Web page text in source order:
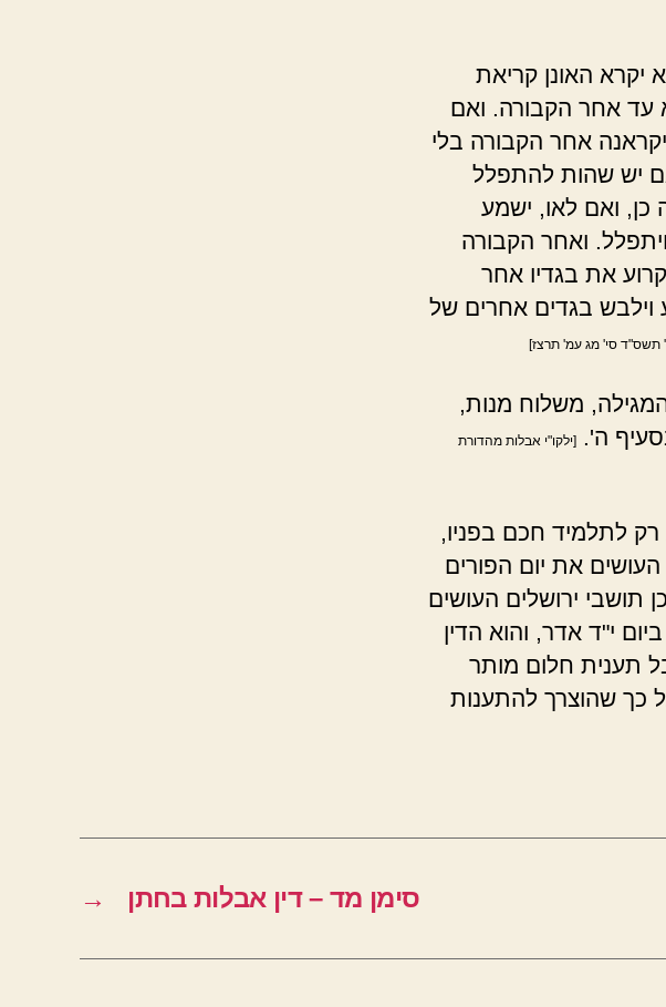
יקרא האונן קריאת
עד אחר הקבורה. ואם
אחר הקבורה בלי
יש שהות להתפלל
כן, ואם לאו, ישמע
ואחר הקבורה
את בגדיו אחר
בגדים אחרים של
תשס"ד סי' מג עמ' תרצז]
משלוח מנות,
ה'.
[ילקו"י אבלות מהדורת
לתלמיד חכם בפניו,
העושים את יום הפורים
תושבי ירושלים העושים
י"ד אדר, והוא הדין
תענית חלום מותר
כך שהוצרך להתענות
→ סימן מד – דין אבלות בחתן